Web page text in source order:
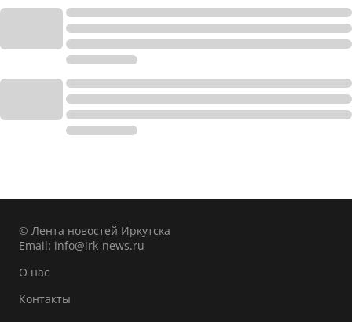
© Лента новостей Иркутска
Email: info@irk-news.ru
О нас
Контакты